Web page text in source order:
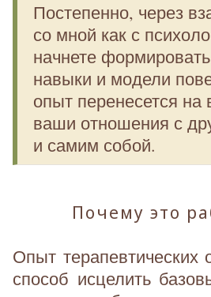
Постепенно, через
со мной как с
начнете
навыки и модели
опыт перенесется на
ваши отношения с
и самим собой.
Почему это
Опыт терапевтических
способ исцелить